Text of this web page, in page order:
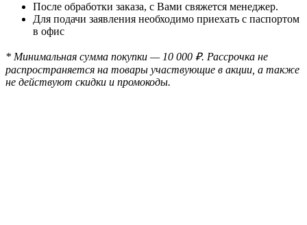
После обработки заказа, с Вами свяжется менеджер.
Для подачи заявления необходимо приехать с паспортом
в офис
* Минимальная сумма покупки — 10 000 ₽. Рассрочка не
распространяется на товары участвующие в акции, а также
не действуют скидки и промокоды.